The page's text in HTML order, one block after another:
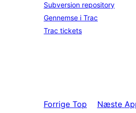
Subversion repository
Gennemse i Trac
Trac tickets
Forrige Top
Næste